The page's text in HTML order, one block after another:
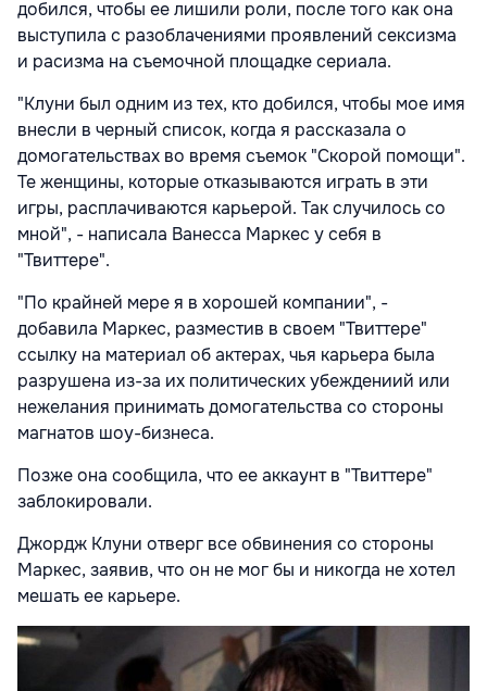
добился, чтобы ее лишили роли, после того как она
выступила с разоблачениями проявлений сексизма
и расизма на съемочной площадке сериала.
"Клуни был одним из тех, кто добился, чтобы мое имя
внесли в черный список, когда я рассказала о
домогательствах во время съемок "Скорой помощи".
Те женщины, которые отказываются играть в эти
игры, расплачиваются карьерой. Так случилось со
мной", - написала Ванесса Маркес у себя в
"Твиттере".
"По крайней мере я в хорошей компании", -
добавила Маркес, разместив в своем "Твиттере"
ссылку на материал об актерах, чья карьера была
разрушена из-за их политических убеждениий или
нежелания принимать домогательства со стороны
магнатов шоу-бизнеса.
Позже она сообщила, что ее аккаунт в "Твиттере"
заблокировали.
Джордж Клуни отверг все обвинения со стороны
Маркес, заявив, что он не мог бы и никогда не хотел
мешать ее карьере.